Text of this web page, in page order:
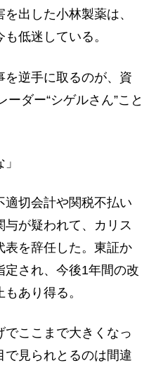
出した小林製薬は、
低迷している。
逆手に取るのが、資
ダー“シゲルさん”こと
切会計や関税不払い
が疑われて、カリス
表を辞任した。東証か
定され、今後1年間の改
あり得る。
でここまで大きくなっ
で見られとるのは間違